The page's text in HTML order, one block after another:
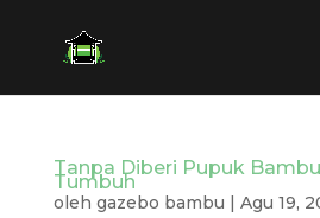
Tanpa Diberi Pupuk
Tumbuh
oleh gazebo bambu | Agu 19,